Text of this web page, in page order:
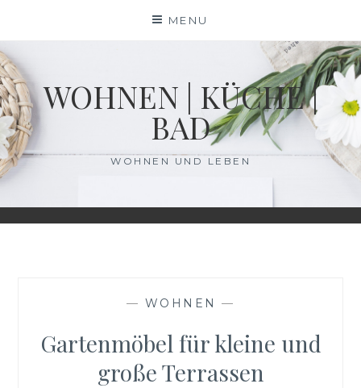
content
MENU
WOHNEN | KÜCHE |
BAD
WOHNEN UND LEBEN
— WOHNEN —
Gartenmöbel für kleine und
große Terrassen